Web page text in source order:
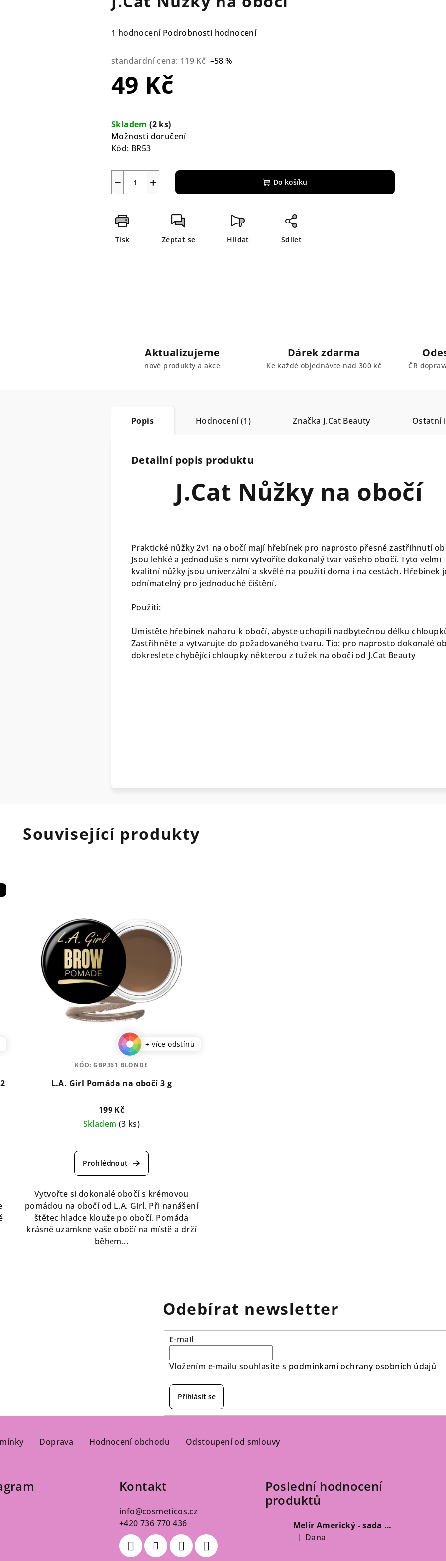
Průměrné
produktu
5,0
z
1 hodnocení Podrobnosti hodnocení
standardní cena: 119 Kč –58 %
49 Kč
cena:
Skladem(2 ks)
Možnosti doručení
Kód: BR53
+
− Do košíku
Tisk Zeptat se Hlídat Sdílet
Aktualizujeme
nové produkty a akce
Dárek zdarma
Ke každé objednávce nad 300 kč ČR
Popis Hodnocení (1) Značka J.Cat Beauty Ostatní
Detailní popis produktu
J.Cat Nůžky na obočí
Praktické nůžky 2v1 na obočí mají hřebínek pro naprosto přesné zastřihnutí
Jsou lehké a jednoduše s nimi vytvoříte dokonalý tvar vašeho obočí. Tyto velmi
kvalitní nůžky jsou univerzální a skvělé na použití doma i na cestách. Hřebínek
odnímatelný pro jednoduché čištění.
Použití:
Umístěte hřebínek nahoru k obočí, abyste uchopili nadbytečnou délku
Zastřihněte a vytvarujte do požadovaného tvaru. Tip: pro naprosto dokonalé
dokreslete chybějící chloupky některou z tužek na obočí od J.Cat Beauty
Související produkty
+ více odstínů
L.A. Girl Pomáda na obočí 3 g
199 Kč
Skladem (3 ks)
hodnocení
produktu
je
5,0
z
5
hvězdiček.
Vytvořte si dokonalé obočí s krémovou
pomádou na obočí od L.A. Girl. Při nanášení
štětec hladce klouže po obočí. Pomáda
krásně uzamkne vaše obočí na místě a drží
během...
KÓD:GBP361 BLONDE
Odebírat newsletter
E-mail
Vložením e-mailu souhlasíte s podmínkami ochrany osobních údajů
Přihlásit se
Doprava Hodnocení obchodu Odstoupení od smlouvy
Kontakt
info@cosmeticos.cz
+420 736 770 436
Poslední hodnocení
produktů
Melír Americký - sada 125 g
Hodnocení produktu je 5 z 5 hvězdiček.
| Dana